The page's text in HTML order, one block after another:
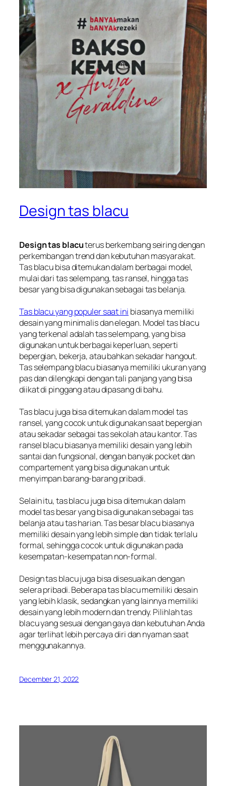
Design tas blacu
Design tas blacuterus berkembang seiring dengan
perkembangan trend dan kebutuhan masyarakat.
Tas blacu bisa ditemukan dalam berbagai model,
mulai dari tas selempang, tas ransel, hingga tas
besar yang bisa digunakan sebagai tas belanja.
Tas blacu yang populer saat ini biasanya memiliki
desain yang minimalis dan elegan. Model tas blacu
yang terkenal adalah tas selempang, yang bisa
digunakan untuk berbagai keperluan, seperti
bepergian, bekerja, atau bahkan sekadar hangout.
Tas selempang blacu biasanya memiliki ukuran yang
pas dan dilengkapi dengan tali panjang yang bisa
diikat di pinggang atau dipasang di bahu.
Tas blacu juga bisa ditemukan dalam model tas
ransel, yang cocok untuk digunakan saat bepergian
atau sekadar sebagai tas sekolah atau kantor. Tas
ransel blacu biasanya memiliki desain yang lebih
santai dan fungsional, dengan banyak pocket dan
compartement yang bisa digunakan untuk
menyimpan barang-barang pribadi.
Selain itu, tas blacu juga bisa ditemukan dalam
model tas besar yang bisa digunakan sebagai tas
belanja atau tas harian. Tas besar blacu biasanya
memiliki desain yang lebih simple dan tidak terlalu
formal, sehingga cocok untuk digunakan pada
kesempatan-kesempatan non-formal.
Design tas blacu juga bisa disesuaikan dengan
selera pribadi. Beberapa tas blacu memiliki desain
yang lebih klasik, sedangkan yang lainnya memiliki
desain yang lebih modern dan trendy. Pilihlah tas
blacu yang sesuai dengan gaya dan kebutuhan Anda
agar terlihat lebih percaya diri dan nyaman saat
menggunakannya.
December 21, 2022